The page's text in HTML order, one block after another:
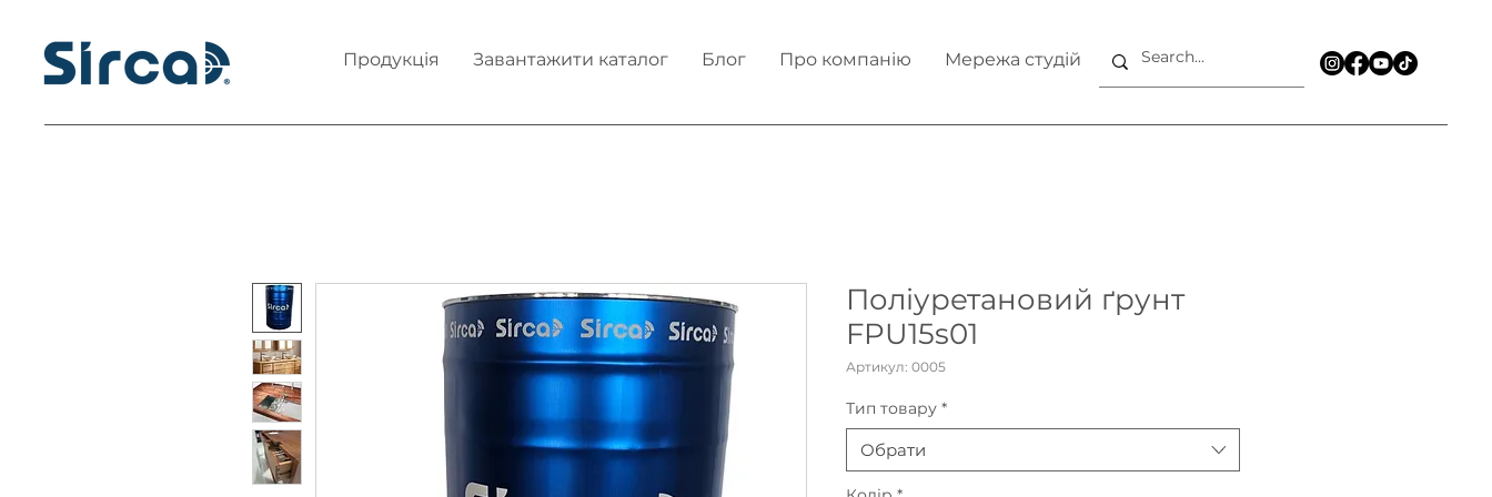
Продукція Завантажити каталог Блог Про компанію Мережа студій
Поліуретановий ґрунт
FPU15s01
Артикул: 0005
Тип товару *
Обрати